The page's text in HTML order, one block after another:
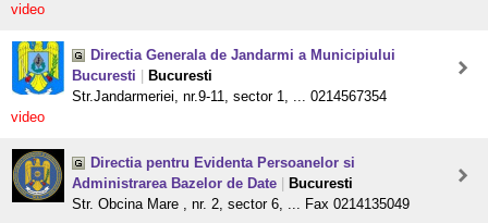
video
Directia Generala de Jandarmi a Municipiului
Bucuresti
Bucuresti
Str.Jandarmeriei, nr.9-11, sector 1, ... 0214567354
video
Directia pentru Evidenta Persoanelor si
Administrarea Bazelor de Date
Bucuresti
Str. Obcina Mare , nr. 2, sector 6, ... Fax 0214135049